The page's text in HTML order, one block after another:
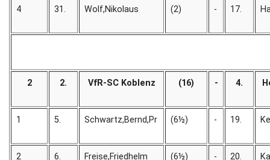
4 31. Wolf,Nikolaus (2) - 17.
2 2. VfR-SC Koblenz (16) - 4.
1 5. Schwartz,Bernd,Pr (6½) - 19.
2 6. Freise,Friedhelm (6½) - 20.